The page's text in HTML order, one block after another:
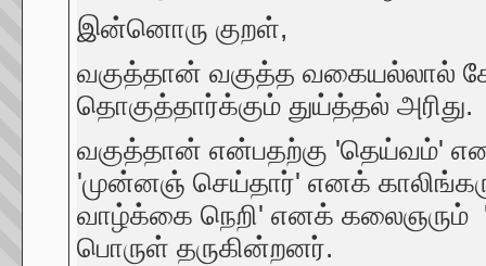
இன்னொரு குறள்,
வகுத்தான் வகுத்த வகையல்லால்
தொகுத்தார்க்கும்
வகுத்தான் என்பதற்கு 'தெய்வம்'
'முன்னஞ் செய்தார்' எனக்
வாழ்க்கை நெறி' எனக் கலைஞரும்
பொருள் தருகின்றனர்.